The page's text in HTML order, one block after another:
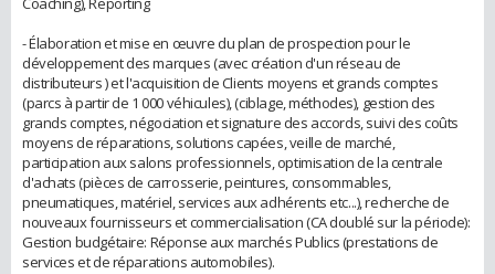
- Élaboration et mise en œuvre du plan de prospection pour le
développement des marques (avec création d'un réseau de
distributeurs ) et l'acquisition de Clients moyens et grands comptes
(parcs à partir de 1 000 véhicules), (ciblage, méthodes), gestion des
grands comptes, négociation et signature des accords, suivi des coûts
moyens de réparations, solutions capées, veille de marché,
participation aux salons professionnels, optimisation de la centrale
d'achats (pièces de carrosserie, peintures, consommables,
pneumatiques, matériel, services aux adhérents etc...), recherche de
nouveaux fournisseurs et commercialisation (CA doublé sur la période):
Gestion budgétaire: Réponse aux marchés Publics (prestations de
services et de réparations automobiles).